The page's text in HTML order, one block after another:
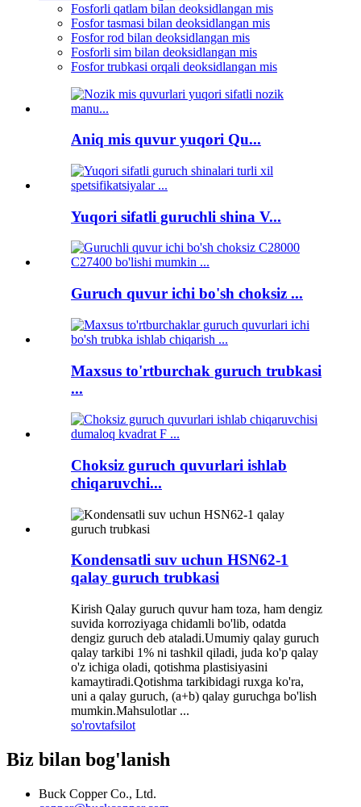
Fosforli qatlam bilan deoksidlangan mis
Fosfor tasmasi bilan deoksidlangan mis
Fosfor rod bilan deoksidlangan mis
Fosforli sim bilan deoksidlangan mis
Fosfor trubkasi orqali deoksidlangan mis
Aniq mis quvur yuqori Qu...
Yuqori sifatli guruchli shina V...
Guruch quvur ichi bo'sh choksiz ...
Maxsus to'rtburchak guruch trubkasi
...
Choksiz guruch quvurlari ishlab
chiqaruvchi...
Kondensatli suv uchun HSN62-1
qalay guruch trubkasi
Kirish Qalay guruch quvur ham toza, ham dengiz
suvida korroziyaga chidamli bo'lib, odatda
dengiz guruch deb ataladi.Umumiy qalay guruch
qalay tarkibi 1% ni tashkil qiladi, juda ko'p qalay
o'z ichiga oladi, qotishma plastisiyasini
kamaytiradi.Qotishma tarkibidagi ruxga ko'ra,
uni a qalay guruch, (a+b) qalay guruchga bo'lish
mumkin.Mahsulotlar ...
so'rovtafsilot
Biz bilan bog'lanish
Buck Copper Co., Ltd.